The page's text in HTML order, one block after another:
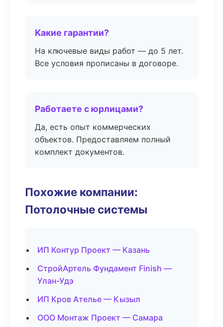
Какие гарантии?
На ключевые виды работ — до 5 лет.
Все условия прописаны в договоре.
Работаете с юрлицами?
Да, есть опыт коммерческих
объектов. Предоставляем полный
комплект документов.
Похожие компании:
Потолочные системы
ИП Контур Проект — Казань
СтройАртель Фундамент Finish —
Улан-Удэ
ИП Кров Ателье — Кызыл
ООО Монтаж Проект — Самара